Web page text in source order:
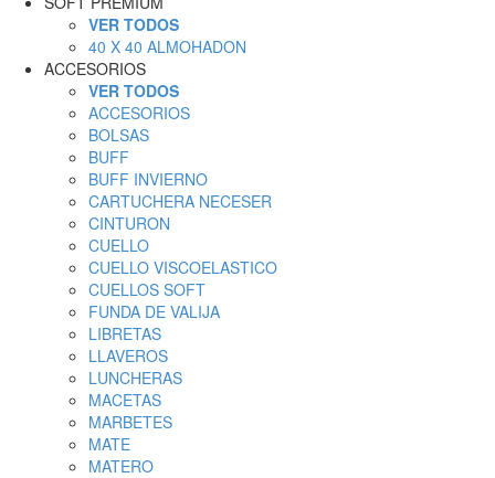
VER TODOS
40 X 40 ALMOHADON
ACCESORIOS
VER TODOS
ACCESORIOS
BOLSAS
BUFF
BUFF INVIERNO
CARTUCHERA NECESER
CINTURON
CUELLO
CUELLO VISCOELASTICO
CUELLOS SOFT
FUNDA DE VALIJA
LIBRETAS
LLAVEROS
LUNCHERAS
MACETAS
MARBETES
MATE
MATERO